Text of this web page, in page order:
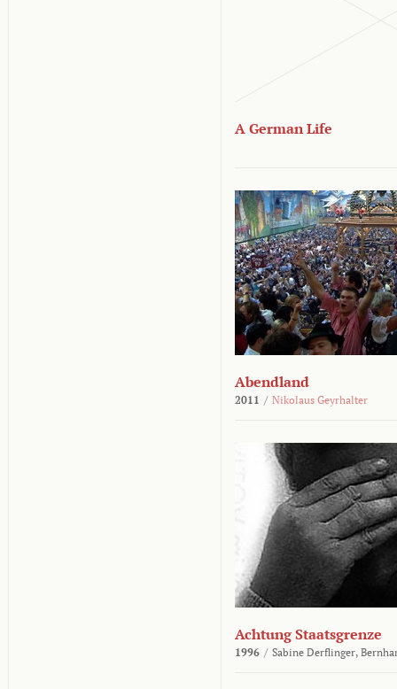
A German Life
Abendland
2011 / Nikolaus Geyrhalter
Achtung Staatsgrenze
1996 / Sabine Derflinger,